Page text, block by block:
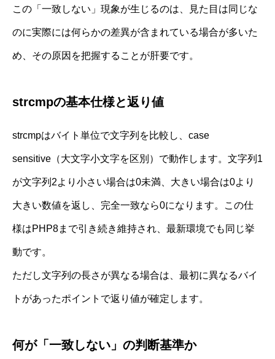
この「一致しない」現象が生じるのは、見た目は同じな
のに実際には何らかの差異が含まれている場合が多いた
め、その原因を把握することが肝要です。
strcmpの基本仕様と返り値
strcmpはバイト単位で文字列を比較し、case
sensitive（大文字小文字を区別）で動作します。文字列1
が文字列2より小さい場合は0未満、大きい場合は0より
大きい数値を返し、完全一致なら0になります。この仕
様はPHP8まで引き続き維持され、最新環境でも同じ挙
動です。
ただし文字列の長さが異なる場合は、最初に異なるバイ
トがあったポイントで返り値が確定します。
何が「一致しない」の判断基準か